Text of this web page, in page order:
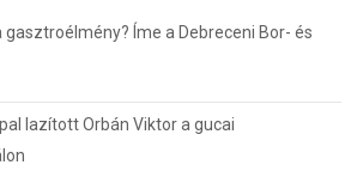
gasztroélmény? Íme a Debreceni Bor- és
lazított Orbán Viktor a gucai